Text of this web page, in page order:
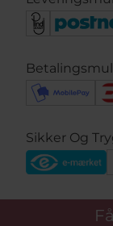
Sikker Og